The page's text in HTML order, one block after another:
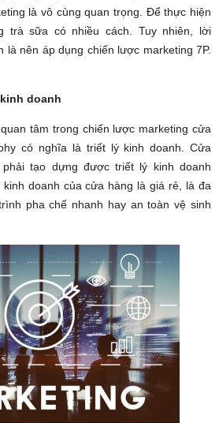
là vô cùng quan trọng. Để thực hiện
trà sữa có nhiều cách. Tuy nhiên, lời
là nên áp dụng chiến lược marketing 7P.
doanh
tâm trong chiến lược marketing cửa
có nghĩa là triết lý kinh doanh. Cửa
tạo dựng được triết lý kinh doanh
doanh của cửa hàng là giá rẻ, là đa
pha chế nhanh hay an toàn vệ sinh